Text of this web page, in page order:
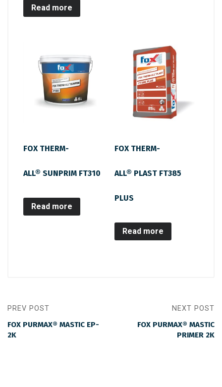
Read more
FOX THERM-
ALL® SUNPRIM FT310
Read more
FOX THERM-
ALL® PLAST FT385
PLUS
Read more
PREV POST
FOX PURMAX® MASTIC EP-
2K
NEXT POST
FOX PURMAX® MASTIC
PRIMER 2K